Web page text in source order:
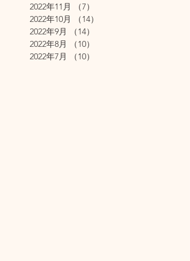
2022年11月
（7）
2022年10月
（14）
2022年9月
（14）
2022年8月
（10）
2022年7月
（10）